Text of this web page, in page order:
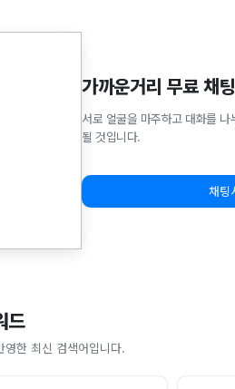
가까운거리 무료 채
서로 얼굴을 마주하고 대화를
될 것입니다.
채팅
드
한 최신 검색어입니다.